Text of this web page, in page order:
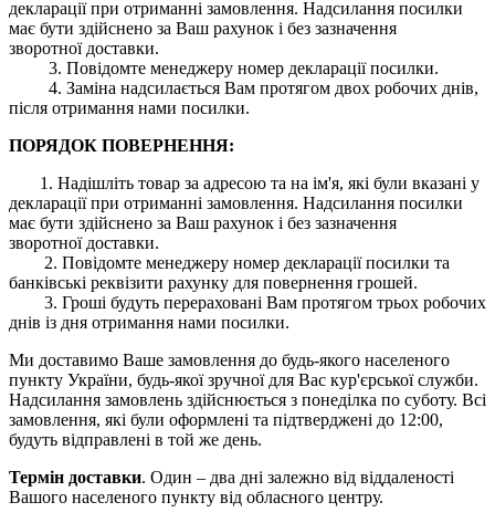
декларації при отриманні замовлення. Надсилання посилки
має бути здійснено за Ваш рахунок і без зазначення
зворотної доставки.
3. Повідомте менеджеру номер декларації посилки.
4. Заміна надсилається Вам протягом двох робочих днів,
після отримання нами посилки.
ПОРЯДОК ПОВЕРНЕННЯ:
1. Надішліть товар за адресою та на ім'я, які були вказані у
декларації при отриманні замовлення. Надсилання посилки
має бути здійснено за Ваш рахунок і без зазначення
зворотної доставки.
2. Повідомте менеджеру номер декларації посилки та
банківські реквізити рахунку для повернення грошей.
3. Гроші будуть перераховані Вам протягом трьох робочих
днів із дня отримання нами посилки.
Ми доставимо Ваше замовлення до будь-якого населеного
пункту України, будь-якої зручної для Вас кур'єрської служби.
Надсилання замовлень здійснюється з понеділка по суботу. Всі
замовлення, які були оформлені та підтверджені до 12:00,
будуть відправлені в той же день.
Термін доставки. Один – два дні залежно від віддаленості
Вашого населеного пункту від обласного центру.